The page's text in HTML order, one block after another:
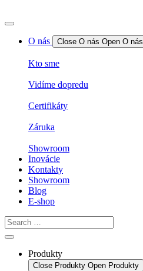
O nás Close O nás Open O nás
Kto sme
Vidíme dopredu
Certifikáty
Záruka
Showroom
Inovácie
Kontakty
Showroom
Blog
E-shop
Produkty
Close Produkty Open Produkty